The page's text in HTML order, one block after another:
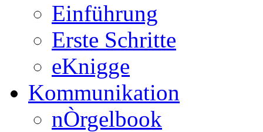
Einführung
Erste Schritte
eKnigge
Kommunikation
nÒrgelbook